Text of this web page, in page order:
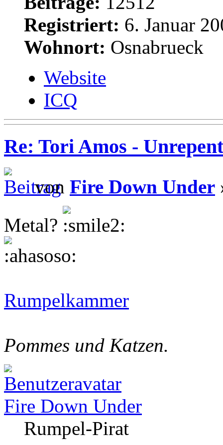
Registriert: 6. Januar
Wohnort: Osnabrueck
Website
ICQ
Re: Tori Amos -
von Fire Down Under
Metal?
Rumpelkammer
Pommes und Katzen.
Fire Down Under
Rumpel-Pirat